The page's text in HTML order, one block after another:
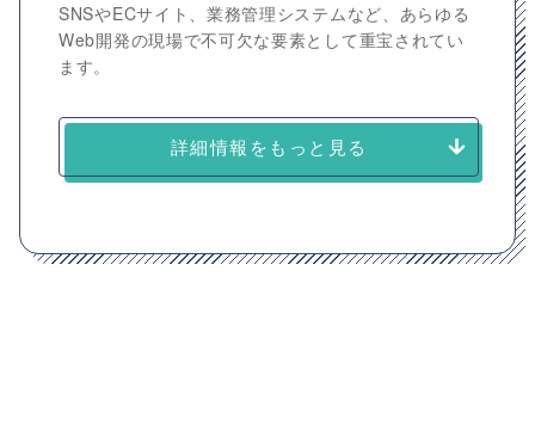
SNSやECサイト、業務管理システムなど、あらゆる
Web開発の現場で不可欠な要素として重宝されてい
ます。
詳細情報をもっと見る